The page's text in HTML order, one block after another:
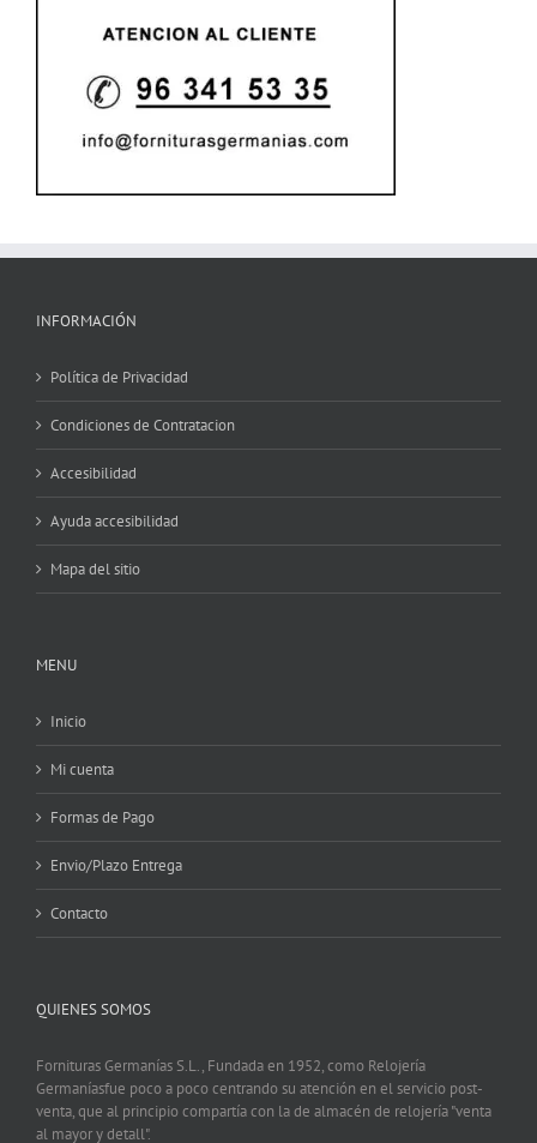
INFORMACIÓN
Política de Privacidad
Condiciones de Contratacion
Accesibilidad
Ayuda accesibilidad
Mapa del sitio
MENU
Inicio
Mi cuenta
Formas de Pago
Envio/Plazo Entrega
Contacto
QUIENES SOMOS
Fornituras Germanías S.L., Fundada en 1952, como Relojería
Germaníasfue poco a poco centrando su atención en el servicio post-
venta, que al principio compartía con la de almacén de relojería "venta
al mayor y detall".